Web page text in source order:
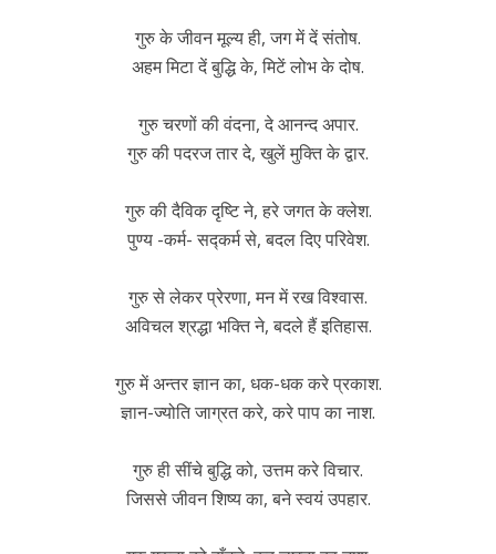
गुरु के जीवन मूल्य ही, जग में दें संतोष.
अहम मिटा दें बुद्धि के, मिटें लोभ के दोष.
गुरु चरणों की वंदना, दे आनन्द अपार.
गुरु की पदरज तार दे, खुलें मुक्ति के द्वार.
गुरु की दैविक दृष्टि ने, हरे जगत के क्लेश.
पुण्य -कर्म- सद्कर्म से, बदल दिए परिवेश.
गुरु से लेकर प्रेरणा, मन में रख विश्वास.
अविचल श्रद्धा भक्ति ने, बदले हैं इतिहास.
गुरु में अन्तर ज्ञान का, धक-धक करे प्रकाश.
ज्ञान-ज्योति जाग्रत करे, करे पाप का नाश.
गुरु ही सींचे बुद्धि को, उत्तम करे विचार.
जिससे जीवन शिष्य का, बने स्वयं उपहार.